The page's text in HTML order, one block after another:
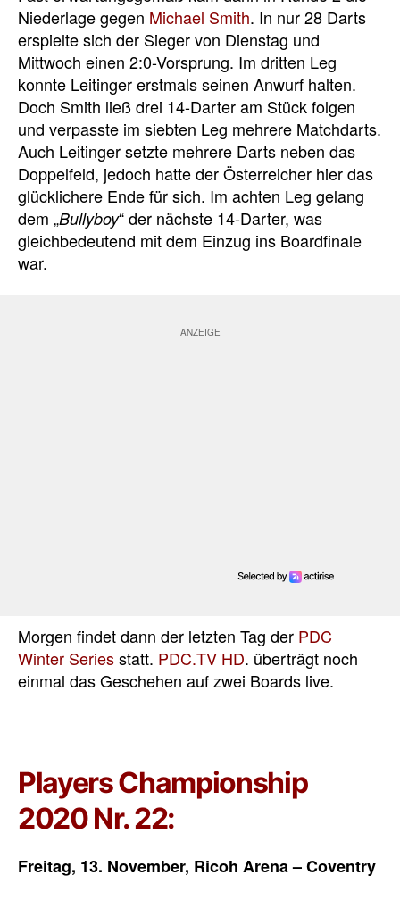
Niederlage gegen Michael Smith. In nur 28 Darts
erspielte sich der Sieger von Dienstag und
Mittwoch einen 2:0-Vorsprung. Im dritten Leg
konnte Leitinger erstmals seinen Anwurf halten.
Doch Smith ließ drei 14-Darter am Stück folgen
und verpasste im siebten Leg mehrere Matchdarts.
Auch Leitinger setzte mehrere Darts neben das
Doppelfeld, jedoch hatte der Österreicher hier das
glücklichere Ende für sich. Im achten Leg gelang
dem „Bullyboy“ der nächste 14-Darter, was
gleichbedeutend mit dem Einzug ins Boardfinale
war.
Morgen findet dann der letzten Tag der PDC
Winter Seriesstatt. PDC.TV HD. überträgt noch
einmal das Geschehen auf zwei Boards live.
Players Championship
2020 Nr. 22:
Freitag, 13. November, Ricoh Arena – Coventry